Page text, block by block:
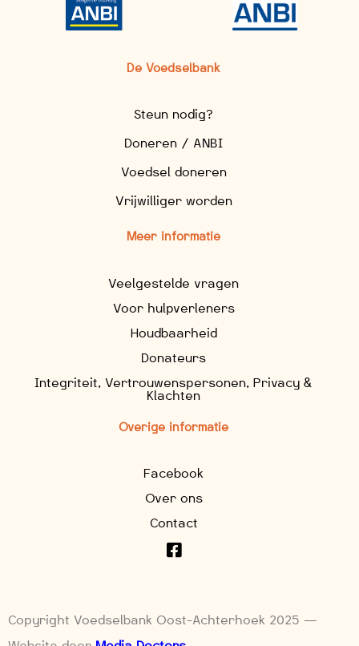
De Voedselbank
Steun nodig?
Doneren / ANBI
Voedsel doneren
Vrijwilliger worden
Meer informatie
Veelgestelde vragen
Voor hulpverleners
Houdbaarheid
Donateurs
Integriteit, Vertrouwenspersonen, Privacy &
Klachten
Overige informatie
Facebook
Over ons
Contact
Copyright Voedselbank Oost-Achterhoek 2025 —